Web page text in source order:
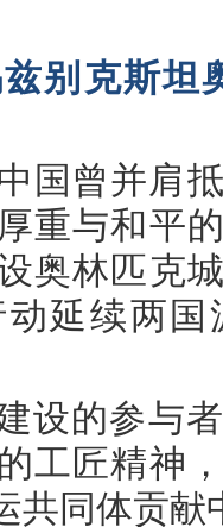
别克斯坦
国曾并肩
重与和平
奥林匹克
延续两
设的参与
工匠精神
共同体贡献